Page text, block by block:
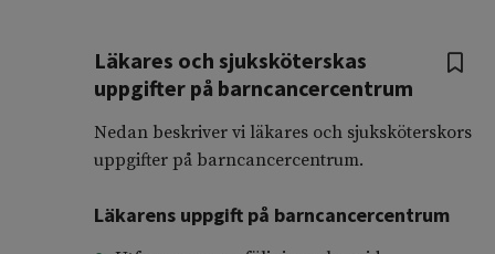
Läkares och sjuksköterskas
uppgifter på barncancercentrum
Nedan beskriver vi läkares och sjuksköterskors
uppgifter på barncancercentrum.
Läkarens uppgift på barncancercentrum